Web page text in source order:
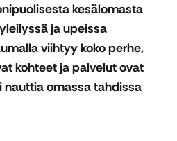
kesälomasta
ja upeissa
viihtyy koko perhe,
kohteet ja palvelut ovat
nauttia omassa tahdissa